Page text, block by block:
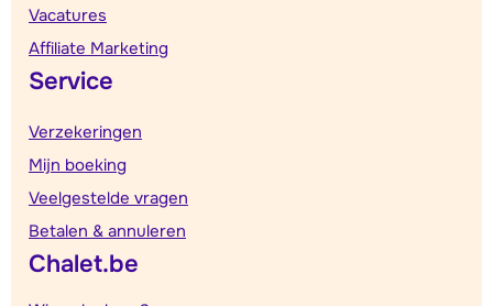
Vacatures
Affiliate Marketing
Service
Verzekeringen
Mijn boeking
Veelgestelde vragen
Betalen & annuleren
Chalet.be